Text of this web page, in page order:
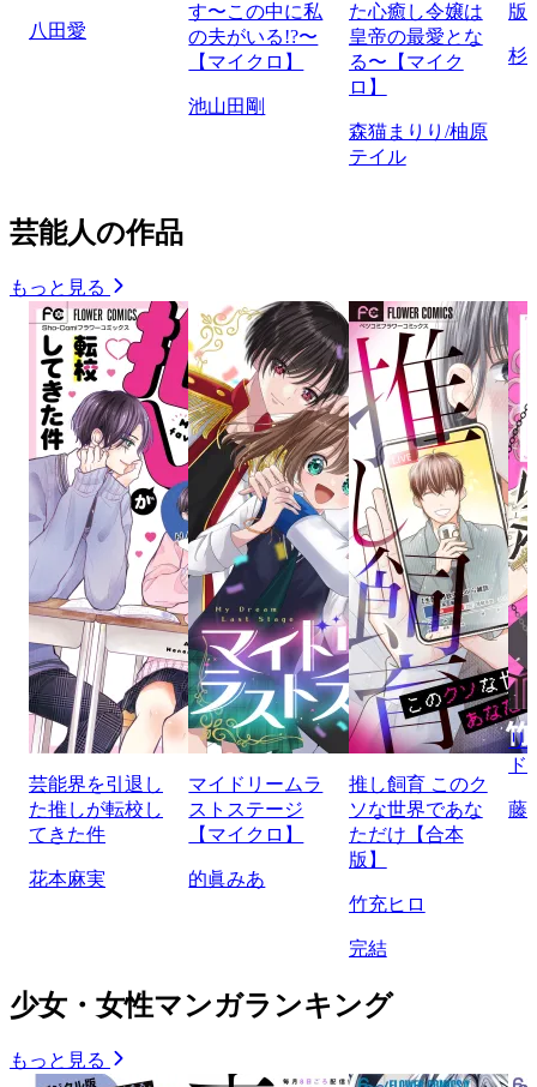
八田愛
す〜この中に私
の夫がいる!?〜
【マイクロ】
池山田剛
た心癒し令嬢は
皇帝の最愛とな
る〜【マイク
ロ】
森猫まりり/柚原
テイル
版
杉
芸能人の作品
もっと見る
芸能界を引退し
た推しが転校し
てきた件
花本麻実
マイドリームラ
ストステージ
【マイクロ】
的眞みあ
推し飼育 このク
ソな世界であな
ただけ【合本
版】
竹充ヒロ
完結
リ
ド
藤
少女・女性マンガランキング
もっと見る